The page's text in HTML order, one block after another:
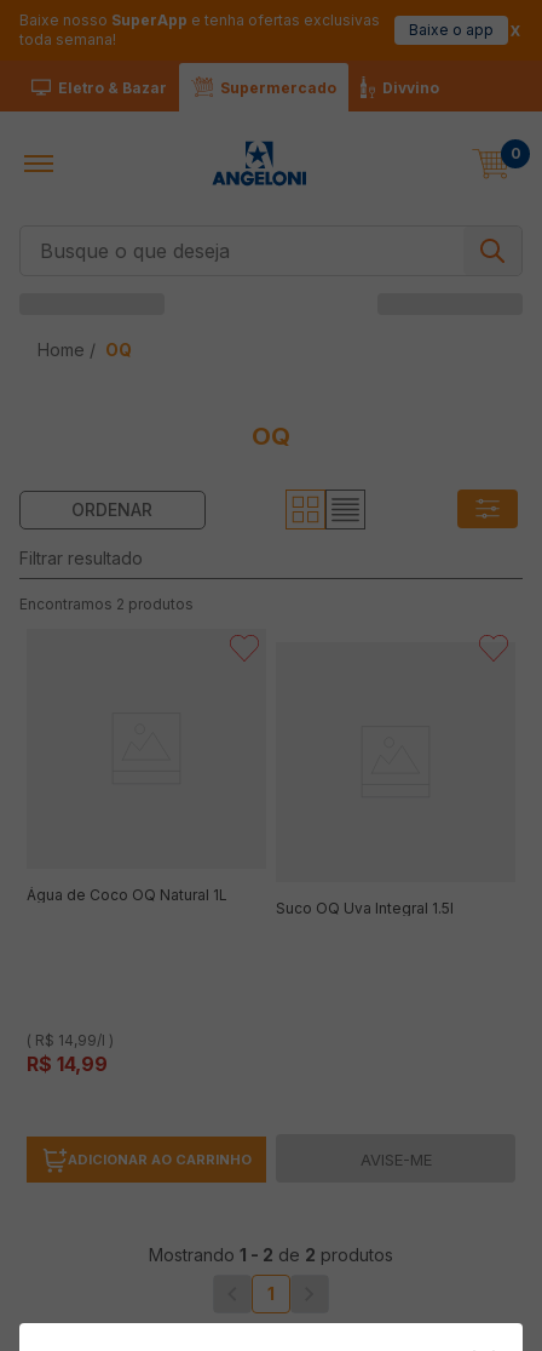
Baixe nosso SuperApp e tenha ofertas exclusivas
toda semana!
Baixe o app
Eletro & Bazar Supermercado Divvino
0
OQ
OQ
2 produtos
Água de Coco OQ Natural 1L
( R$ 14,99/l )
R$ 14,99
ADICIONAR AO CARRINHO
Suco OQ Uva Integral 1.5l
AVISE-ME
Mostrando 1 - 2 de 2 produtos
1